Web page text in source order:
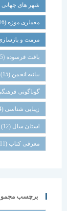
شهر های جهانی(17)
معماری موزه(16)
مرمت و بازسازی(16)
بافت فرسوده (15)
بیانیه انجمن(15)
گوناگونی فرهنگی (15)
زیبایی شناسی (14)
استان سال(12)
معرفی کتاب(11)
برچسب مجموعه